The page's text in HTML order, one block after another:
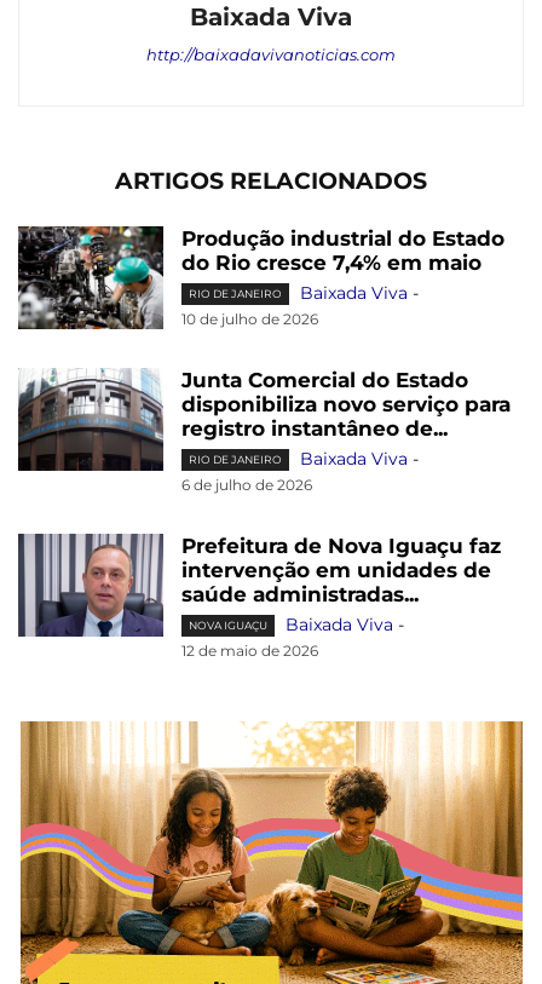
Baixada Viva
http://baixadavivanoticias.com
ARTIGOS RELACIONADOS
Produção industrial do Estado
do Rio cresce 7,4% em maio
RIO DE JANEIRO Baixada Viva -
10 de julho de 2026
Junta Comercial do Estado
disponibiliza novo serviço para
registro instantâneo de...
RIO DE JANEIRO Baixada Viva -
6 de julho de 2026
Prefeitura de Nova Iguaçu faz
intervenção em unidades de
saúde administradas...
NOVA IGUAÇU Baixada Viva -
12 de maio de 2026